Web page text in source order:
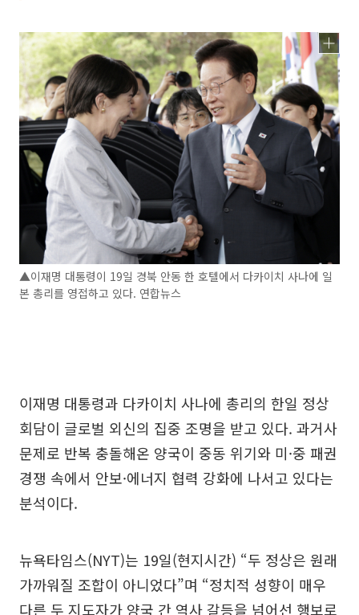
▲이재명 대통령이 19일 경북 안동 한 호텔에서 다카이치 사나에 일
본 총리를 영접하고 있다. 연합뉴스
이재명 대통령과 다카이치 사나에 총리의 한일 정상
회담이 글로벌 외신의 집중 조명을 받고 있다. 과거사
문제로 반복 충돌해온 양국이 중동 위기와 미·중 패권
경쟁 속에서 안보·에너지 협력 강화에 나서고 있다는
분석이다.
뉴욕타임스(NYT)는 19일(현지시간) “두 정상은 원래
가까워질 조합이 아니었다”며 “정치적 성향이 매우
다른 두 지도자가 양국 간 역사 갈등을 넘어선 행보로